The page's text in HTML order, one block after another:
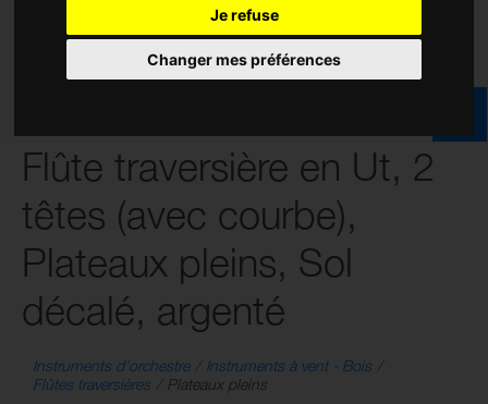
Je refuse
Changer mes préférences
Flûte traversière en Ut, 2
têtes (avec courbe),
Plateaux pleins, Sol
décalé, argenté
Instruments d'orchestre
Instruments à vent - Bois
Flûtes traversières
Plateaux pleins